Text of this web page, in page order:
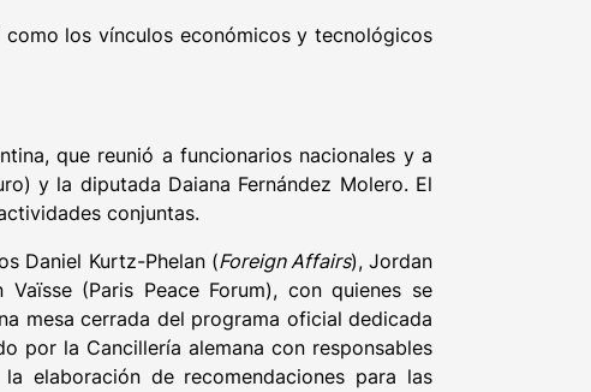
como los vínculos económicos y tecnológicos
que reunió a funcionarios nacionales y a
y la diputada Daiana Fernández Molero. El
conjuntas.
Daniel Kurtz-Phelan (Foreign Affairs), Jordan
(Paris Peace Forum), con quienes se
mesa cerrada del programa oficial dedicada
por la Cancillería alemana con responsables
de recomendaciones para las